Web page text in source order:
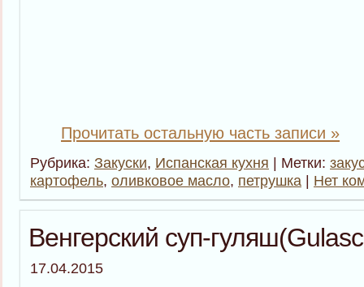
Прочитать остальную часть записи »
Рубрика: Закуски, Испанская кухня | Метки:
картофель, оливковое масло, петрушка | Нет
Венгерский суп-
17.04.2015